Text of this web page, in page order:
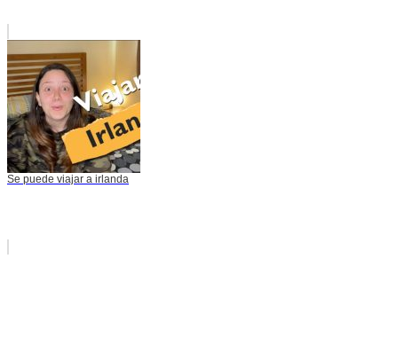
Se puede viajar a irlanda